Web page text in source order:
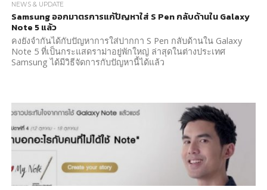
NEWS & UPDATE
Samsung ออกมาตรการแก้ปัญหาใส่ S Pen กลับด้านใน Galaxy
Note 5 แล้ว
คงยังจำกันได้กับปัญหาการใส่ปากกา S Pen กลับด้านใน Galaxy
Note 5 ที่เป็นกระแสดราม่าอยู่พักใหญ่ ล่าสุดในต่างประเทศ
Samsung ได้มีวิธีจัดการกับปัญหานี้ได้แล้ว